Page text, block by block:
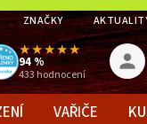
ZNAČKY
★★★★★
94 %
433 hodnocení
VAŘIČE